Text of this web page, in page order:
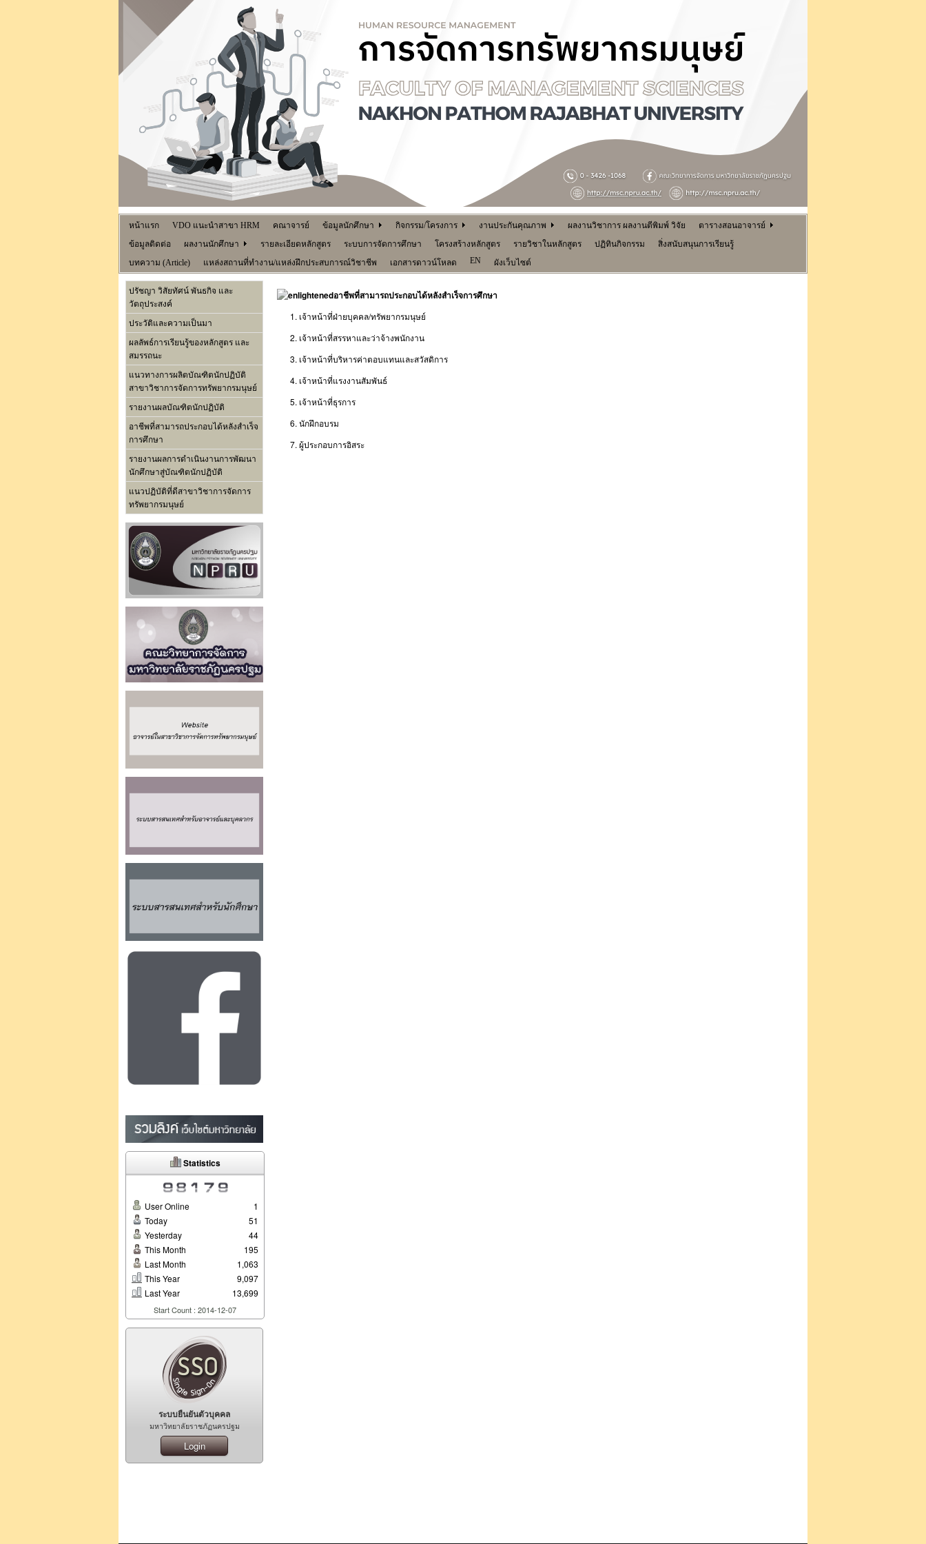
หน้าแรก VDO แนะนำสาขา HRM คณาจารย์ ข้อมูลนักศึกษา กิจกรรม/โครงการ งานประกันคุณภาพ ผลงานวิชาการ ผลงานตีพิมพ์ วิจัย
ตารางสอนอาจารย์
ข้อมูลติดต่อ
ผลงานนักศึกษา รายละเอียดหลักสูตร ระบบการจัดการศึกษา โครงสร้างหลักสูตร รายวิชาในหลักสูตร ปฏิทินกิจกรรม
สิ่งสนับสนุนการเรียนรู้
บทความ (Article)
แหล่งสถานที่ทำงาน/แหล่งฝึกประสบการณ์วิชาชีพ เอกสารดาวน์โหลด EN ผังเว็บไซต์
ปรัชญา วิสัยทัศน์ พันธกิจ และ
วัตถุประสงค์
ประวัติและความเป็นมา
ผลลัพธ์การเรียนรู้ของหลักสูตร และ
สมรรถนะ
แนวทางการผลิตบัณฑิตนักปฏิบัติ
สาขาวิชาการจัดการทรัพยากรมนุษย์
รายงานผลบัณฑิตนักปฏิบัติ
อาชีพที่สามารถประกอบได้หลังสำเร็จ
การศึกษา
รายงานผลการดำเนินงานการพัฒนา
นักศึกษาสู่บัณฑิตนักปฏิบัติ
แนวปฏิบัติที่ดีสาขาวิชาการจัดการ
ทรัพยากรมนุษย์
Statistics
User Online
1
Today
51
Yesterday
44
This Month
195
Last Month
1,063
This Year
9,097
Last Year
13,699
Start Count : 2014-12-07
ระบบยืนยันตัวบุคคล
มหาวิทยาลัยราชภัฏนครปฐม
Login
อาชีพที่สามารถประกอบได้หลังสำเร็จการศึกษา
1. เจ้าหน้าที่ฝ่ายบุคคล/ทรัพยากรมนุษย์
2. เจ้าหน้าที่สรรหาและว่าจ้างพนักงาน
3. เจ้าหน้าที่บริหารค่าตอบแทนและสวัสดิการ
4. เจ้าหน้าที่แรงงานสัมพันธ์
5. เจ้าหน้าที่ธุรการ
6. นักฝึกอบรม
7. ผู้ประกอบการอิสระ